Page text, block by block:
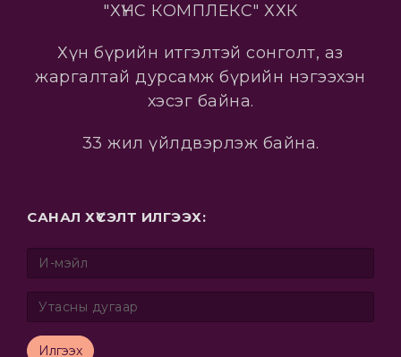
"ХҮНС КОМПЛЕКС" ХХК
Хүн бүрийн итгэлтэй сонголт, аз
жаргалтай дурсамж бүрийн нэгээхэн
хэсэг байна.
33 жил үйлдвэрлэж байна.
САНАЛ ХҮСЭЛТ ИЛГЭЭХ:
Илгээх